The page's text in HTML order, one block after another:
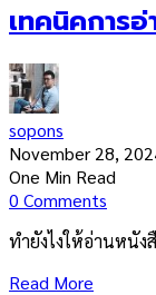
เทคนิคการอ่
sopons
November 28,
One Min Read
0 Comments
ทำยังไงให้อ่านหนัง
Read More